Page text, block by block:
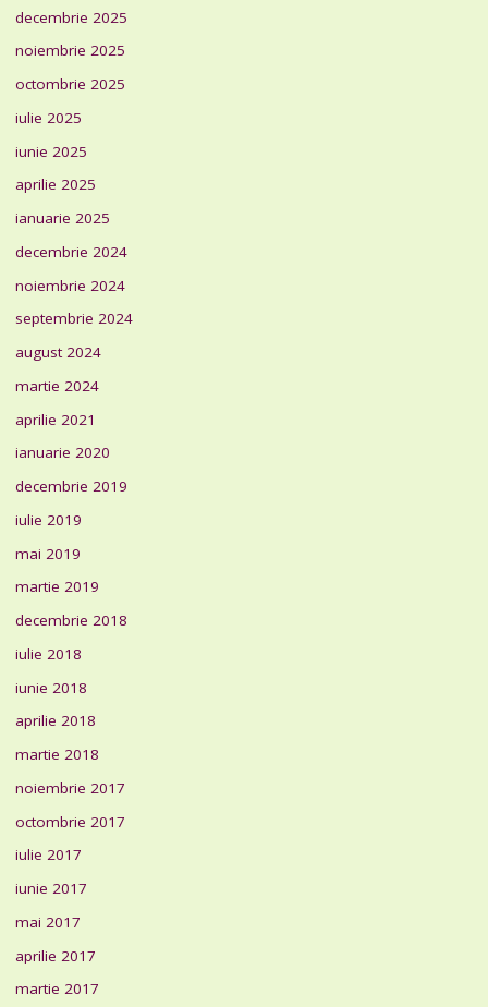
decembrie 2025
noiembrie 2025
octombrie 2025
iulie 2025
iunie 2025
aprilie 2025
ianuarie 2025
decembrie 2024
noiembrie 2024
septembrie 2024
august 2024
martie 2024
aprilie 2021
ianuarie 2020
decembrie 2019
iulie 2019
mai 2019
martie 2019
decembrie 2018
iulie 2018
iunie 2018
aprilie 2018
martie 2018
noiembrie 2017
octombrie 2017
iulie 2017
iunie 2017
mai 2017
aprilie 2017
martie 2017